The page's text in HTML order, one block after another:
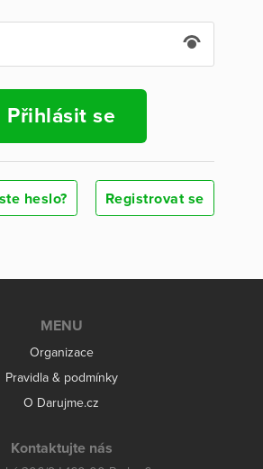
Přihlásit se
heslo? Registrovat se
MENU
Organizace
Pravidla & podmínky
O Darujme.cz
Kontaktujte nás